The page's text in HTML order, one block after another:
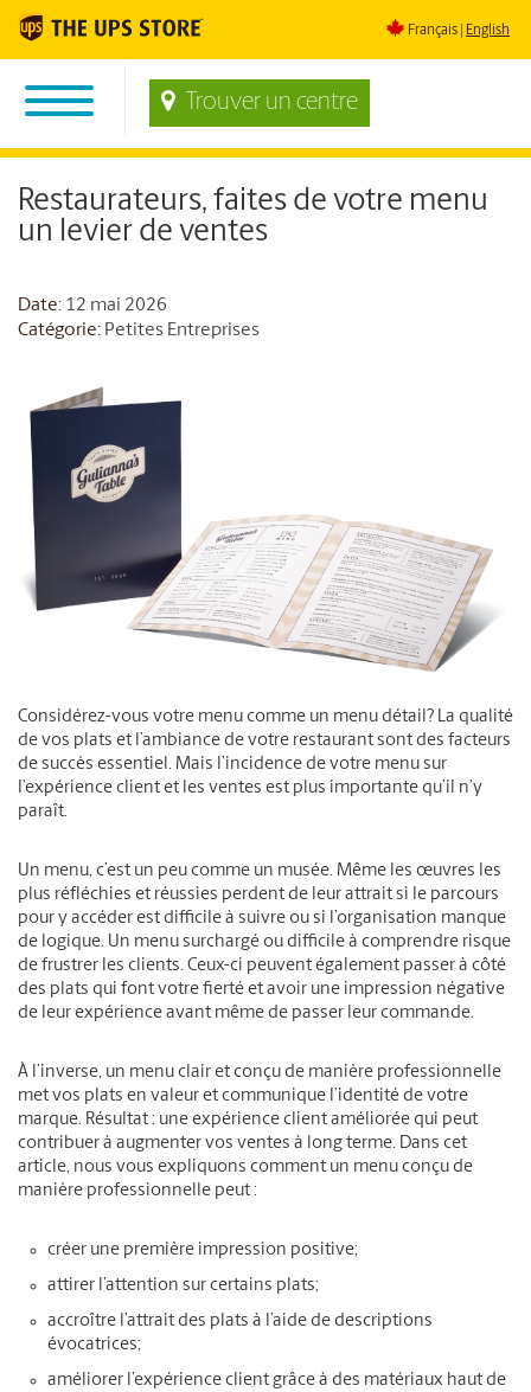
Français English
Trouver un centre
Restaurateurs, faites de votre menu
un levier de ventes
Date: 12 mai 2026
Catégorie: Petites Entreprises
Considérez-vous votre menu comme un menu détail? La qualité
de vos plats et l’ambiance de votre restaurant sont des facteurs
de succès essentiel. Mais l’incidence de votre menu sur
l’expérience client et les ventes est plus importante qu’il n’y
paraît.
Un menu, c’est un peu comme un musée. Même les œuvres les
plus réfléchies et réussies perdent de leur attrait si le parcours
pour y accéder est difficile à suivre ou si l’organisation manque
de logique. Un menu surchargé ou difficile à comprendre risque
de frustrer les clients. Ceux-ci peuvent également passer à côté
des plats qui font votre fierté et avoir une impression négative
de leur expérience avant même de passer leur commande.
À l’inverse, un menu clair et conçu de manière professionnelle
met vos plats en valeur et communique l’identité de votre
marque. Résultat : une expérience client améliorée qui peut
contribuer à augmenter vos ventes à long terme. Dans cet
article, nous vous expliquons comment un menu conçu de
manière professionnelle peut :
créer une première impression positive;
attirer l’attention sur certains plats;
accroître l’attrait des plats à l’aide de descriptions
évocatrices;
améliorer l’expérience client grâce à des matériaux haut de